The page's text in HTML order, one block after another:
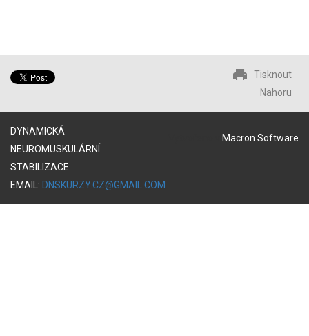
Tisknout
Nahoru
DYNAMICKÁ
NEUROMUSKULÁRNÍ
STABILIZACE
EMAIL: DNSKURZY.CZ@GMAIL.COM
Macron Software